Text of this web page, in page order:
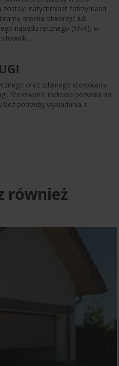
zostaje natychmiast zatrzymana.
można otworzyć lub
napędu ręcznego (ANR), w
oraz zdalnego sterowania
Sterowanie radiowe pozwala na
bez potrzeby wysiadania z
również